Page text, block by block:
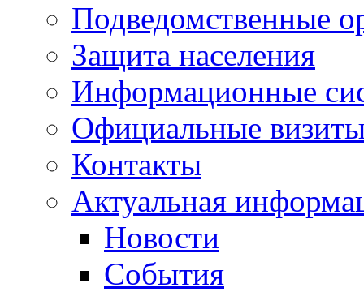
Подведомственные
Защита населения
Информационные
Официальные
Контакты
Актуальная
Новости
События